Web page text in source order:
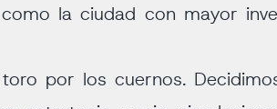
como la ciudad con mayor
por los cuernos.